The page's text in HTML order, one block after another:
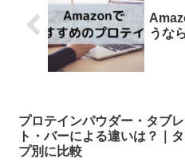
うな
プロテインパウダー・タブ
ト・バーによる違いは？｜
プ別に比較